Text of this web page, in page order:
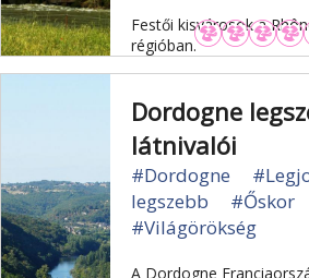
Festői kisvárosok a
régióban.
Dordogne
látnivalói
#Dordogne
legszebb
#Őskor
#Világörökség
A Dordogne